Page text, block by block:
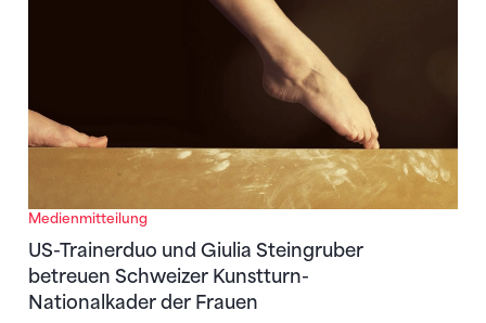
Medienmitteilung
US-Trainerduo und Giulia Steingruber
betreuen Schweizer Kunstturn-
Nationalkader der Frauen